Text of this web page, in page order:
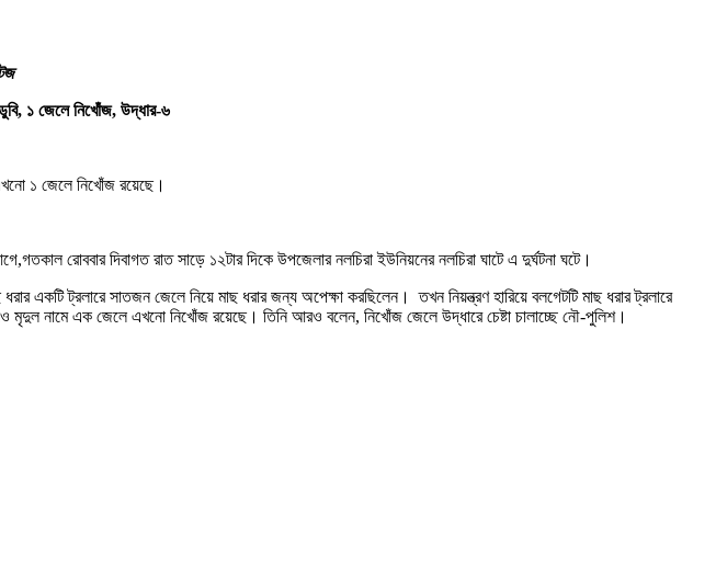
ডুবি, ১ জেলে নিখোঁজ, উদ্ধার-৬
১ জেলে নিখোঁজ রয়েছে।
রোববার দিবাগত রাত সাড়ে ১২টার দিকে উপজেলার নলচিরা ইউনিয়নের নলচিরা ঘাটে এ দুর্ঘটনা ঘটে।
একটি ট্রলারে সাতজন জেলে নিয়ে মাছ ধরার জন্য অপেক্ষা করছিলেন। তখন নিয়ন্ত্রণ হারিয়ে বলগেটটি মাছ ধরার ট্রলারে
মৃদুল নামে এক জেলে এখনো নিখোঁজ রয়েছে। তিনি আরও বলেন, নিখোঁজ জেলে উদ্ধারে চেষ্টা চালাচ্ছে নৌ-পুলিশ।